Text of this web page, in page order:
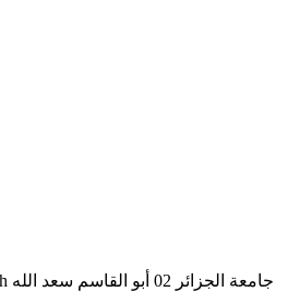
University of Algiers 2 Abou El Kacem Saadallah جامعة الجزائر 02 أبو القاسم سعد الله